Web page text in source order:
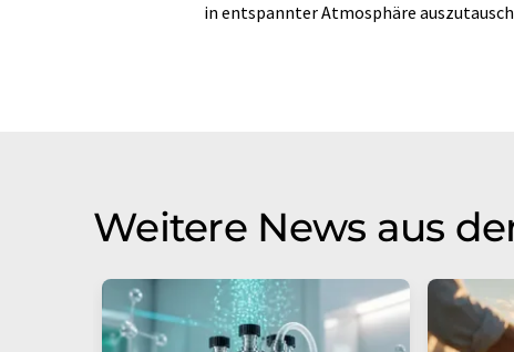
in entspannter Atmosphäre
Weitere News aus